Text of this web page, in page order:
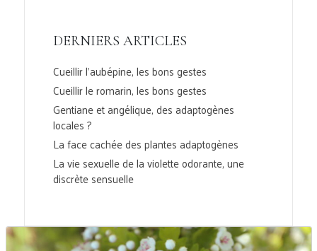
DERNIERS ARTICLES
Cueillir l’aubépine, les bons gestes
Cueillir le romarin, les bons gestes
Gentiane et angélique, des adaptogènes
locales ?
La face cachée des plantes adaptogènes
La vie sexuelle de la violette odorante, une
discrète sensuelle